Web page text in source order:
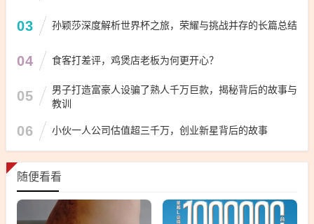
03 孙颖莎深度解析世界杯之旅，荣耀与挑战并存的长篇总结
04 食客打差评，鸡煲店老板为何更开心？
05
男子打造富豪人设骗了熟人千万巨款，揭秘背后的故事与
教训
06 小伙一人公司估值超三千万，创业新星背后的故事
随便看看